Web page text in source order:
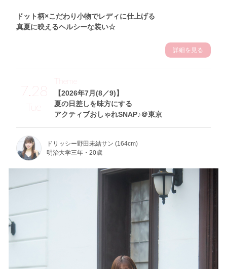
ドット柄×こだわり小物でレディに仕上げる
真夏に映えるヘルシーな装い☆
詳細を見る
7.28
Tue
【2026年7月(8／9)】
夏の日差しを味方にする
アクティブおしゃれSNAP♪＠東京
Theme
ドリッシー野田未結サン (164cm)
明治大学三年・20歳